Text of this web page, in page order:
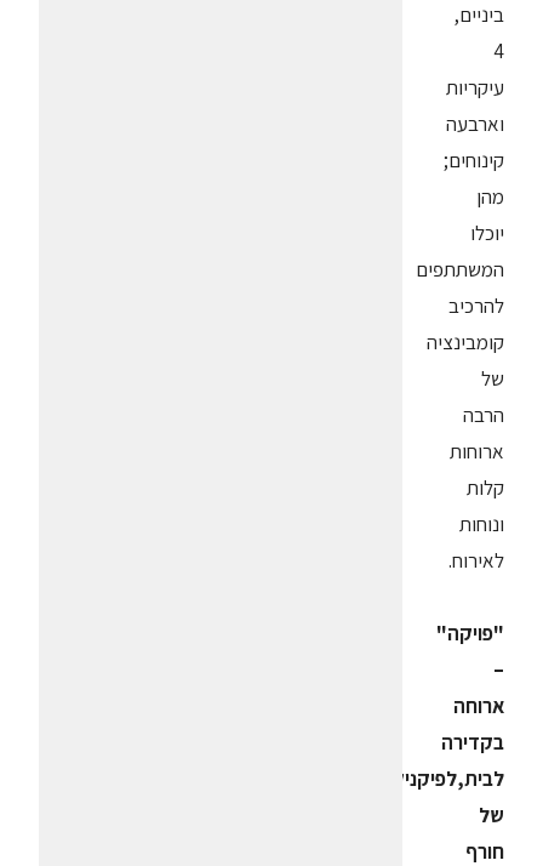
ביניים,
4
עיקריות
וארבעה
קינוחים;
מהן
יוכלו
המשתתפים
להרכיב
קומבינציה
של
הרבה
ארוחות
קלות
ונוחות
לאירוח.
"פויקה"
–
ארוחה
בקדירה
לבית,לפיקניק
של
חורף